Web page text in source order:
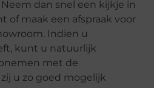
dan snel een kijkje in
of maak een afspraak voor
Indien u
kunt u natuurlijk
met de
u zo goed mogelijk